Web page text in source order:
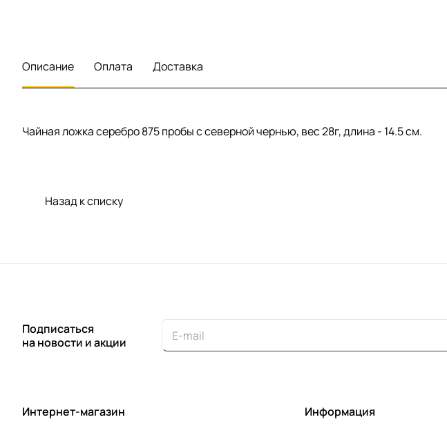
Описание Оплата Доставка
Чайная ложка серебро 875 пробы с северной чернью, вес 28г, длина - 14.5 см.
Назад к списку
Подписаться
на новости и акции
Интернет-магазин Информация